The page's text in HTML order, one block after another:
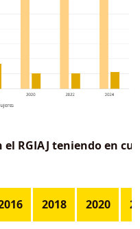
RGIAJ teniendo en
2018 2020